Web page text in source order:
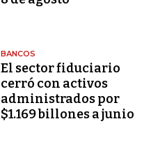
BANCOS
El sector fiduciario
cerró con activos
administrados por
$1.169 billones a junio